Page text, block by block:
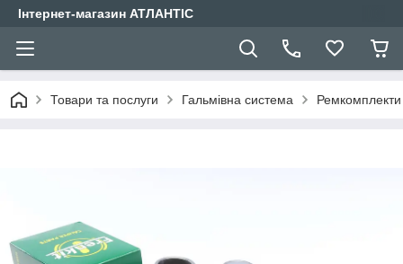
Інтернет-магазин АТЛАНТІС
Товари та послуги Гальмівна система Ремкомплекти